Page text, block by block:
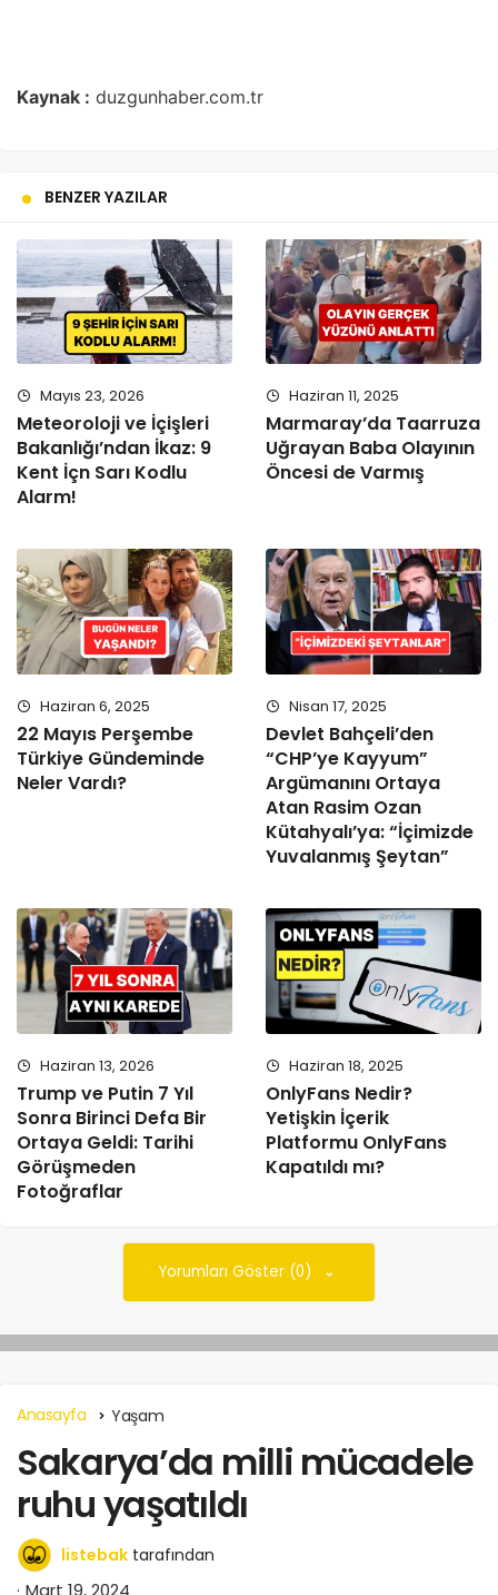
Kaynak : duzgunhaber.com.tr
BENZER YAZILAR
Mayıs 23, 2026
Meteoroloji ve İçişleri
Bakanlığı’ndan İkaz: 9
Kent İçn Sarı Kodlu
Alarm!
Haziran 11, 2025
Marmaray’da Taarruza
Uğrayan Baba Olayının
Öncesi de Varmış
Haziran 6, 2025
22 Mayıs Perşembe
Türkiye Gündeminde
Neler Vardı?
Nisan 17, 2025
Devlet Bahçeli’den
“CHP’ye Kayyum”
Argümanını Ortaya
Atan Rasim Ozan
Kütahyalı’ya: “İçimizde
Yuvalanmış Şeytan”
Haziran 13, 2026
Trump ve Putin 7 Yıl
Sonra Birinci Defa Bir
Ortaya Geldi: Tarihi
Görüşmeden
Fotoğraflar
Haziran 18, 2025
OnlyFans Nedir?
Yetişkin İçerik
Platformu OnlyFans
Kapatıldı mı?
Yorumları Göster (0)
Anasayfa Yaşam
Sakarya’da milli mücadele
ruhu yaşatıldı
listebak tarafından
Mart 19, 2024